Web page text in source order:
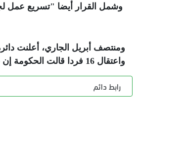
وشمل القرار أيضا "تسريع عمل
ومنتصف أبريل الجاري، أعلنت
واعتقال 16 فردا قالت الحكومة إن بعضهم ينتمي لجماعة الإخوان المسلمين
رابط دائم